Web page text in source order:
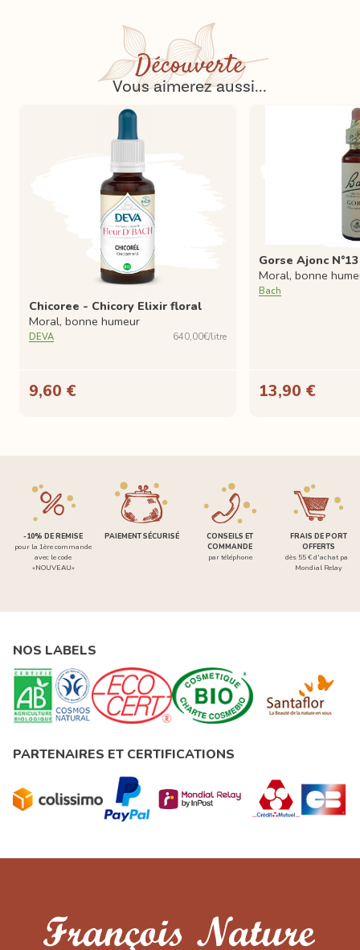
Découverte
Vous aimerez aussi...
Chicoree - Chicory Elixir floral
Moral, bonne humeur
DEVA 640,00€/litre
9,60 €
Gorse Ajonc N°13
Moral, bonne
Bach
13,90 €
-10% DE REMISE
pour la 1ère commande
avec le code
«NOUVEAU»
PAIEMENT SÉCURISÉ
CONSEILS ET
COMMANDE
par téléphone
FRAIS DE PORT
OFFERTS
dès 55 € d'achat par
Mondial Relay
NOS LABELS
PARTENAIRES ET CERTIFICATIONS